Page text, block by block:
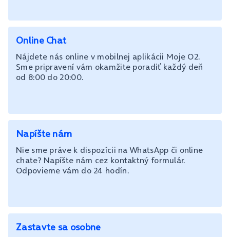
Online Chat
Nájdete nás online v mobilnej aplikácii Moje O2.
Sme pripravení vám okamžite poradiť každý deň
od 8:00 do 20:00.
Napíšte nám
Nie sme práve k dispozícii na WhatsApp či online
chate? Napíšte nám cez kontaktný formulár.
Odpovieme vám do 24 hodín.
Zastavte sa osobne